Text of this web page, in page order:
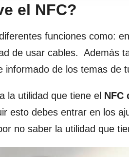
el NFC?
funciones como:
de usar cables. Además
informado de los temas de
la utilidad que tiene el NFC
esto debes entrar en los
no saber la utilidad que